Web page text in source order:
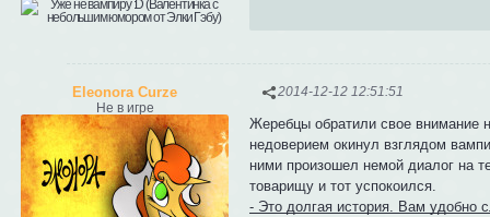
2014-12-12 12:51:51
Eleonora Curze
Не в игре
Жеребцы обратили свое внимание
недоверием окинул взглядом
ними произошел немой диалог на
товарищу и тот успокоился.
- Это долгая история. Вам удобно